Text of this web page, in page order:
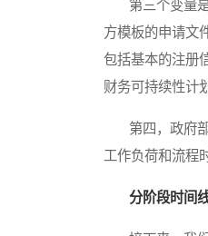
第三个变量是
方模板的申请文
包括基本的注册
财务可持续性计
第四，政府部
工作负荷和流程
分阶段时间